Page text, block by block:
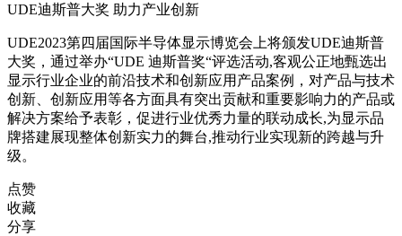
UDE迪斯普大奖 助力产业创新
UDE2023第四届国际半导体显示博览会上将颁发UDE迪斯普
大奖，通过举办“UDE 迪斯普奖“评选活动,客观公正地甄选出
显示行业企业的前沿技术和创新应用产品案例，对产品与技术
创新、创新应用等各方面具有突出贡献和重要影响力的产品或
解决方案给予表彰，促进行业优秀力量的联动成长,为显示品
牌搭建展现整体创新实力的舞台,推动行业实现新的跨越与升
级。
点赞
收藏
分享